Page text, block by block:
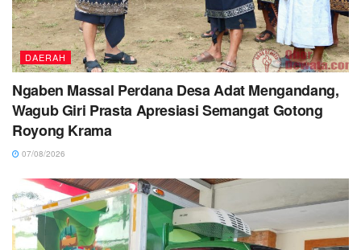
DAERAH
Ngaben Massal Perdana Desa Adat Mengandang,
Wagub Giri Prasta Apresiasi Semangat Gotong
Royong Krama
07/08/2026